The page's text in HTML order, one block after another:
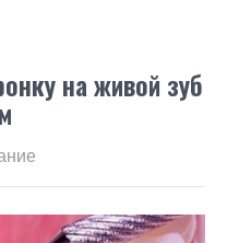
на живой зуб